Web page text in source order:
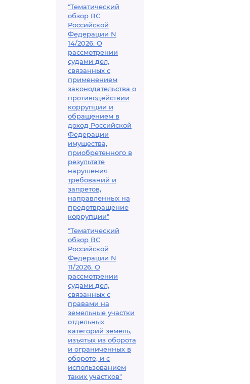
"Тематический
обзор ВС
Российской
Федерации N
14/2026. О
рассмотрении
судами дел,
связанных с
применением
законодательства о
противодействии
коррупции и
обращением в
доход Российской
Федерации
имущества,
приобретенного в
результате
нарушения
требований и
запретов,
направленных на
предотвращение
коррупции"
"Тематический
обзор ВС
Российской
Федерации N
11/2026. О
рассмотрении
судами дел,
связанных с
правами на
земельные участки
отдельных
категорий земель,
изъятых из оборота
и ограниченных в
обороте, и с
использованием
таких участков"